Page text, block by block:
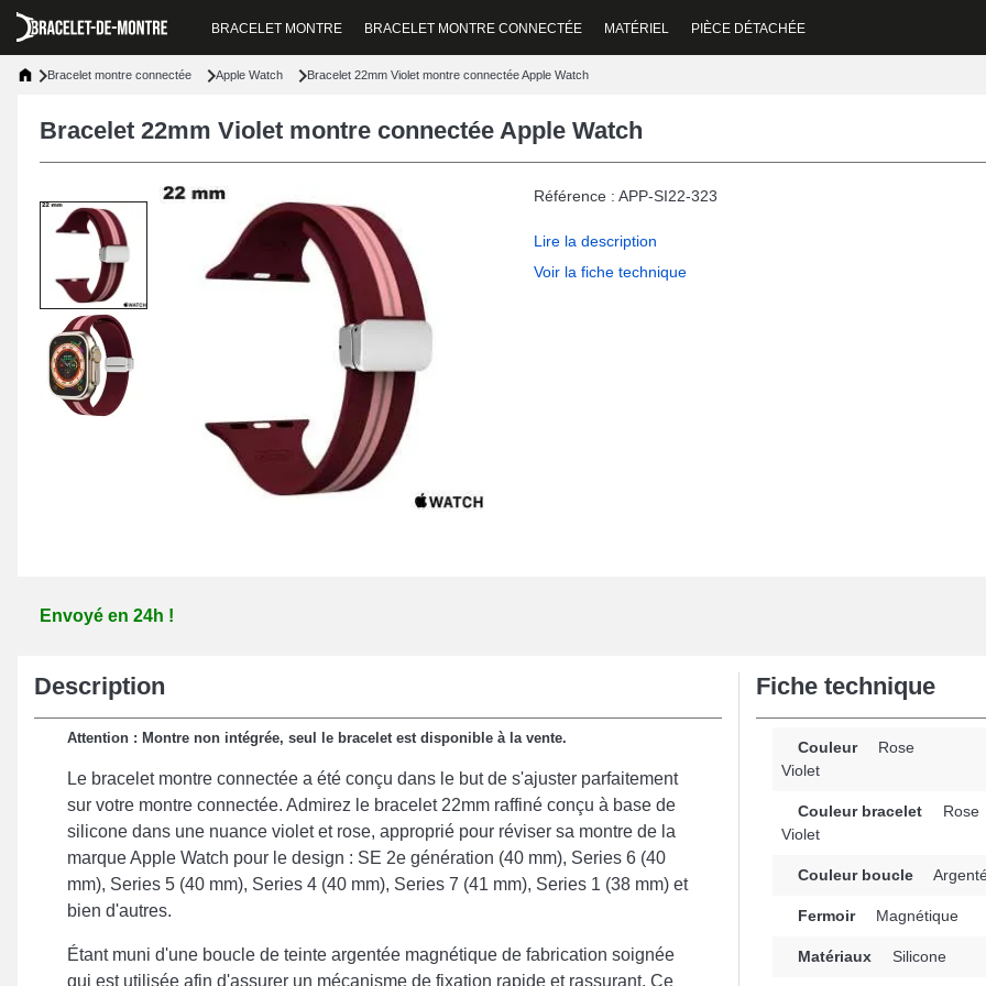
BRACELET MONTRE BRACELET MONTRE CONNECTÉE MATÉRIEL PIÈCE DÉTACHÉE
Bracelet montre connectée Apple Watch Bracelet 22mm Violet montre connectée Apple Watch
Bracelet 22mm Violet montre connectée Apple Watch
Référence : APP-SI22-323
Lire la description
Voir la fiche technique
Envoyé en 24h !
Description
Attention : Montre non intégrée, seul le bracelet est disponible à la vente.
Le bracelet montre connectée a été conçu dans le but de s'ajuster parfaitement
sur votre montre connectée. Admirez le bracelet 22mm raffiné conçu à base de
silicone dans une nuance violet et rose, approprié pour réviser sa montre de la
marque Apple Watch pour le design : SE 2e génération (40 mm), Series 6 (40
mm), Series 5 (40 mm), Series 4 (40 mm), Series 7 (41 mm), Series 1 (38 mm) et
bien d'autres.
Étant muni d'une boucle de teinte argentée magnétique de fabrication soignée
qui est utilisée afin d'assurer un mécanisme de fixation rapide et rassurant. Ce
Fiche technique
Couleur
Rose
Violet
Couleur bracelet
Rose
Violet
Couleur boucle
Fermoir Magnétique
Matériaux Silicone